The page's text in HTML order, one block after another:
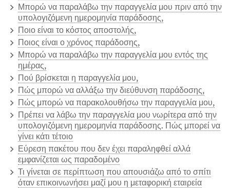
Μπορώ να παραλάβω την παραγγελία μου πριν από την
υπολογιζόμενη ημερομηνία παράδοσης,
Ποιο είναι το κόστος αποστολής,
Ποιος είναι ο χρόνος παράδοσης,
Μπορώ να παραλάβω την παραγγελία μου εντός της
ημέρας,
Πού βρίσκεται η παραγγελία μου,
Πώς μπορώ να αλλάξω την διεύθυνση παράδοσης,
Πώς μπορώ να παρακολουθήσω την παραγγελία μου,
Πρέπει να λάβω την παραγγελία μου νωρίτερα από την
υπολογιζόμενη ημερομηνία παράδοσης. Πώς μπορεί να
γίνει κάτι τέτοιο
Εύρεση πακέτου που δεν έχει παραληφθεί αλλά
εμφανίζεται ως παραδομένο
Τι γίνεται σε περίπτωση που απουσιάζω από το σπίτι
όταν επικοινωνήσει μαζί μου η μεταφορική εταιρεία